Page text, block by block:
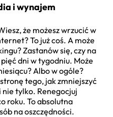
i wynajem
że możesz wrzucić w
To już coś. A może
Zastanów się, czy na
dni w tygodniu. Może
Albo w ogóle?
tego, jak zmniejszyć
tylko. Renegocjuj
roku. To absolutna
na oszczędności.